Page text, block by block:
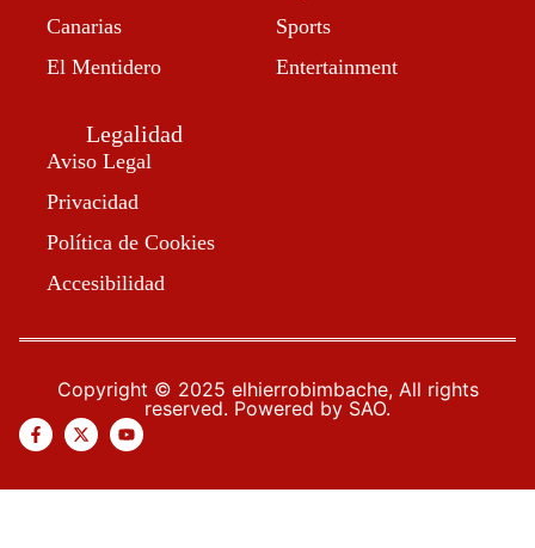
Canarias
El Mentidero
Sports
Entertainment
Legalidad
Aviso Legal
Privacidad
Política de Cookies
Accesibilidad
Copyright © 2025 elhierrobimbache, All rights
reserved. Powered by SAO.